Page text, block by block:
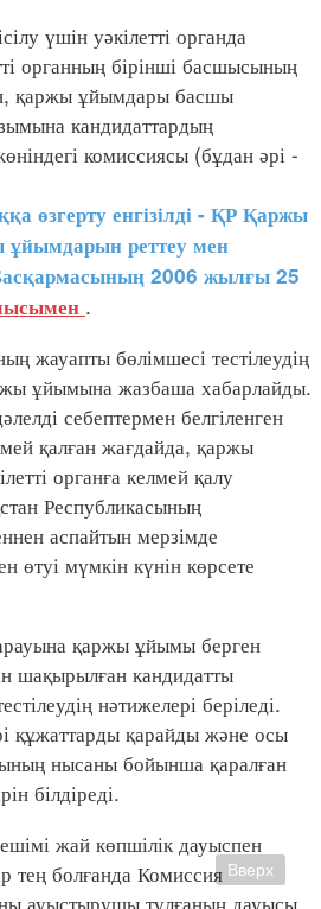
үшін уәкілетті органда
органның бірінші басшысының
қаржы ұйымдары басшы
кандидаттардың
комиссиясы (бұдан әрі -
өзгерту енгізілді - ҚР Қаржы
реттеу мен
Басқармасының 2006 жылғы 25
.
жауапты бөлімшесі тестілеудің
ұйымына жазбаша хабарлайды.
себептермен белгіленген
қалған жағдайда, қаржы
органға келмей қалу
Республикасының
аспайтын мерзімде
өтуі мүмкін күнін көрсете
қаржы ұйымы берген
шақырылған кандидатты
нәтижелері беріледі.
құжаттарды қарайды және осы
нысаны бойынша қаралған
білдіреді.
жай көпшілік дауыспен
тең болғанда Комиссия
ауыстырушы тұлғаның дауысы
Вверх